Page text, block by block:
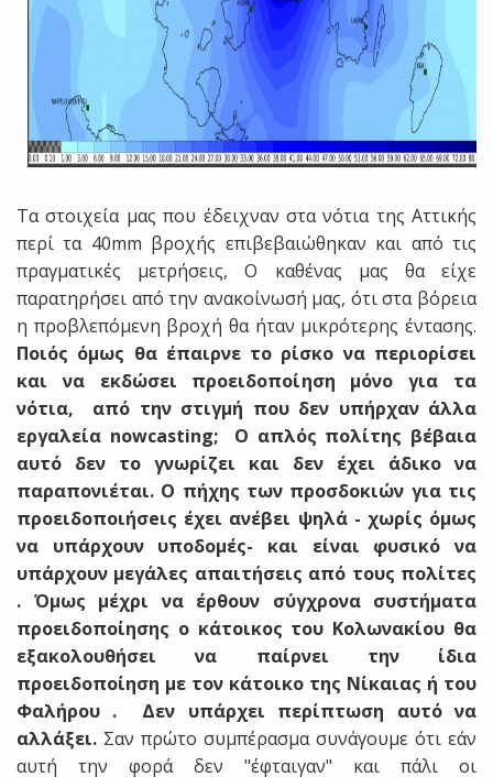
Τα στοιχεία μας που έδειχναν στα νότια της Αττικής
περί τα 40mm βροχής επιβεβαιώθηκαν και από τις
πραγματικές μετρήσεις, Ο καθένας μας θα είχε
παρατηρήσει από την ανακοίνωσή μας, ότι στα βόρεια
η προβλεπόμενη βροχή θα ήταν μικρότερης έντασης.
Ποιός όμως θα έπαιρνε το ρίσκο να περιορίσει
και να εκδώσει προειδοποίηση μόνο για τα
νότια, από την στιγμή που δεν υπήρχαν άλλα
εργαλεία nowcasting; Ο απλός πολίτης βέβαια
αυτό δεν το γνωρίζει και δεν έχει άδικο να
παραπονιέται. Ο πήχης των προσδοκιών για τις
προειδοποιήσeις έχει ανέβει ψηλά - χωρίς όμως
να υπάρχουν υποδομές- και είναι φυσικό να
υπάρχουν μεγάλες απαιτήσεις από τους πολίτες
. Όμως μέχρι να έρθουν σύγχρονα συστήματα
προειδοποίησης ο κάτοικος του Κολωνακίου θα
εξακολουθήσει να παίρνει την ίδια
προειδοποίηση με τον κάτοικο της Νίκαιας ή του
Φαλήρου . Δεν υπάρχει περίπτωση αυτό να
αλλάξει. Σαν πρώτο συμπέρασμα συνάγουμε ότι εάν
αυτή την φορά δεν "έφταιγαν" και πάλι οι